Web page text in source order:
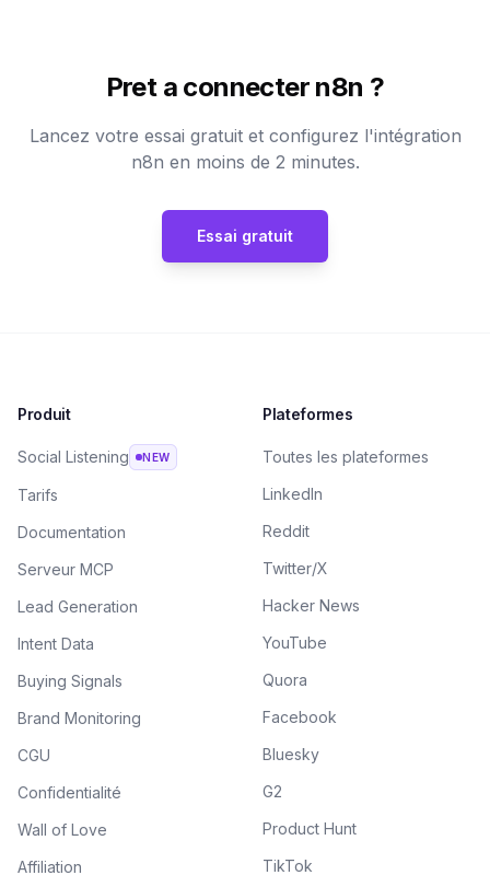
Pret a connecter n8n ?
Lancez votre essai gratuit et configurez l'intégration
n8n en moins de 2 minutes.
Essai gratuit
Produit
Social Listening NEW
Tarifs
Documentation
Serveur MCP
Lead Generation
Intent Data
Buying Signals
Brand Monitoring
CGU
Confidentialité
Wall of Love
Affiliation
Plateformes
Toutes les plateformes
LinkedIn
Reddit
Twitter/X
Hacker News
YouTube
Quora
Facebook
Bluesky
G2
Product Hunt
TikTok